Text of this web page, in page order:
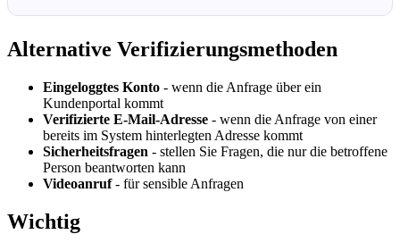
Alternative Verifizierungsmethoden
Eingeloggtes Konto - wenn die Anfrage über ein
Kundenportal kommt
Verifizierte E-Mail-Adresse - wenn die Anfrage von einer
bereits im System hinterlegten Adresse kommt
Sicherheitsfragen - stellen Sie Fragen, die nur die betroffene
Person beantworten kann
Videoanruf- für sensible Anfragen
Wichtig